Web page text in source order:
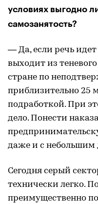
условиях выгодно
самозанятость?
— Да, если речь
выходит из
стране по
приблизительно 25
подработкой. При
дело. Понести
даже и с небольшим
Сегодня серый
технически легко.
преимущественно